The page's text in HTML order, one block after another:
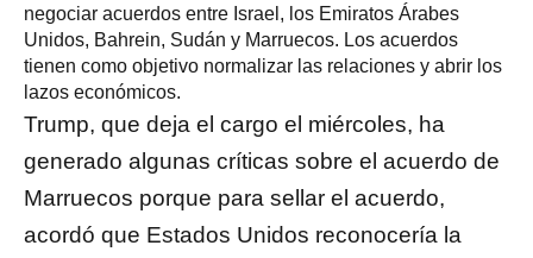
negociar acuerdos entre Israel, los Emiratos Árabes
Unidos, Bahrein, Sudán y Marruecos. Los acuerdos
tienen como objetivo normalizar las relaciones y abrir los
lazos económicos.
Trump, que deja el cargo el miércoles, ha
generado algunas críticas sobre el acuerdo de
Marruecos porque para sellar el acuerdo,
acordó que Estados Unidos reconocería la